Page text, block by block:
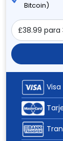
Bitcoin)
Visa